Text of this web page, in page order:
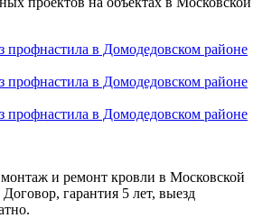
и ремонт кровли в Московской
гарантия 5 лет, выезд